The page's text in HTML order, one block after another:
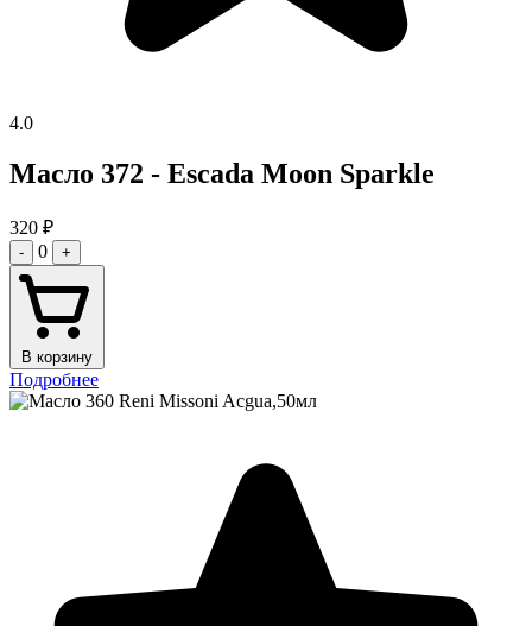
4.0
Масло 372 - Escada Moon Sparkle
320 ₽
- 0 +
В корзину
Подробнее